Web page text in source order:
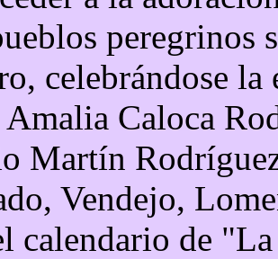
peregrinos
celebrándose
Caloca
Martín
Vendejo,
calendario de